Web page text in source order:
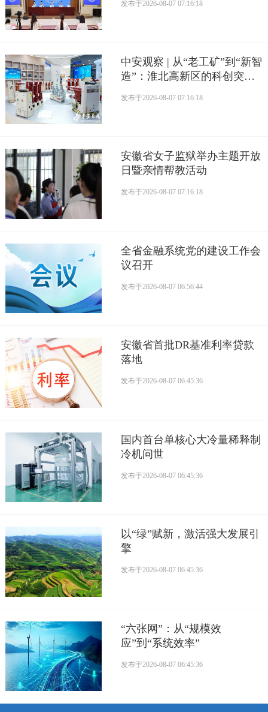
发布于2026-08-07 07:16:18
中安观察 | 从“老工矿”到“新智
造”：淮北高新区的科创突围
发布于2026-08-07 07:16:18
安徽省女子监狱举办主题开放
日暨亲情帮教活动
发布于2026-08-07 07:16:18
全省金融系统党的建设工作会
议召开
发布于2026-08-07 06:56:44
安徽省首批DR基准利率贷款
落地
发布于2026-08-07 06:45:36
国内首台单核心大冷量稀释制
冷机问世
发布于2026-08-07 06:45:36
以“绿”赋新，激活强大发展引
擎
发布于2026-08-07 06:45:36
“六张网”：从“规模效
应”到“系统效率”
发布于2026-08-07 06:45:36